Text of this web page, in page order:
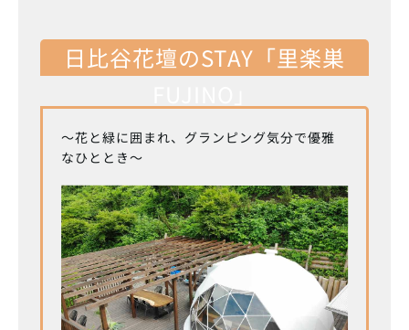
日比谷花壇のSTAY「里楽巣
～花と緑に囲まれ、グランピング気分で優雅
なひととき～